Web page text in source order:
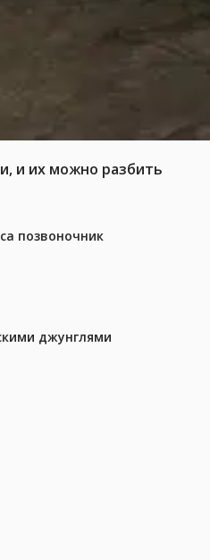
и их можно разбить
позвоночник
джунглями